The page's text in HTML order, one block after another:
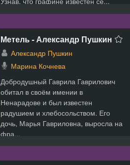
Метель - Александр Пушкин
Александр Пушкин
Марина Кочнева
Добродушный Гаврила Гаврилович
обитал в своём имении в
Ненарадове и был известен
радушием и хлебосольством. Его
дочь, Марья Гавриловна, выросла на
фра...